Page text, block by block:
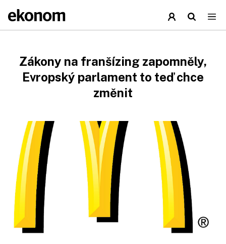
Zákony na franšízing zapomněly,
Evropský parlament to teď chce
změnit